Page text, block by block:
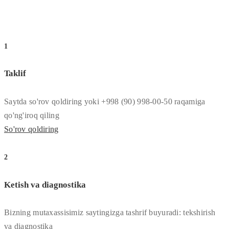
1
Taklif
Saytda so'rov qoldiring yoki +998 (90) 998-00-50 raqamiga
qo'ng'iroq qiling
So'rov qoldiring
2
Ketish va diagnostika
Bizning mutaxassisimiz saytingizga tashrif buyuradi: tekshirish
va diagnostika